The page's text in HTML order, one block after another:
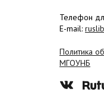
Телефон
E-mail:
Политика
МГОУНБ